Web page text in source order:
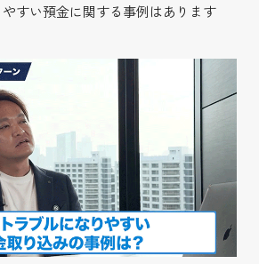
すい預金に関する事例はあります